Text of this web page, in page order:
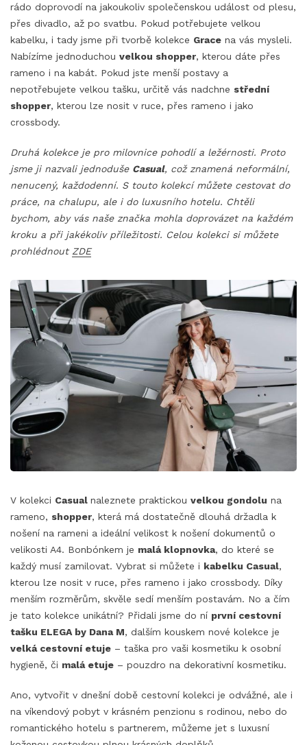
rádo doprovodí na jakoukoliv společenskou událost od plesu,
přes divadlo, až po svatbu. Pokud potřebujete velkou
kabelku, i tady jsme při tvorbě kolekce Grace na vás mysleli.
Nabízíme jednoduchou velkou shopper, kterou dáte přes
rameno i na kabát. Pokud jste menší postavy a
nepotřebujete velkou tašku, určitě vás nadchne střední
shopper, kterou lze nosit v ruce, přes rameno i jako
crossbody.
Druhá kolekce je pro milovnice pohodlí a ležérnosti. Proto
jsme ji nazvali jednoduše Casual, což znamená neformální,
nenucený, každodenní. S touto kolekcí můžete cestovat do
práce, na chalupu, ale i do luxusního hotelu. Chtěli
bychom, aby vás naše značka mohla doprovázet na každém
kroku a při jakékoliv příležitosti. Celou kolekci si můžete
prohlédnout ZDE
V kolekci Casual naleznete praktickou velkou gondolu na
rameno, shopper, která má dostatečně dlouhá držadla k
nošení na rameni a ideální velikost k nošení dokumentů o
velikosti A4. Bonbónkem je malá klopnovka, do které se
každý musí zamilovat. Vybrat si můžete i kabelku Casual,
kterou lze nosit v ruce, přes rameno i jako crossbody. Díky
menším rozměrům, skvěle sedí menším postavám. No a čím
je tato kolekce unikátní? Přidali jsme do ní první cestovní
tašku ELEGA by Dana M, dalším kouskem nové kolekce je
velká cestovní etuje – taška pro vaši kosmetiku k osobní
hygieně, či malá etuje – pouzdro na dekorativní kosmetiku.
Ano, vytvořit v dnešní době cestovní kolekci je odvážné, ale i
na víkendový pobyt v krásném penzionu s rodinou, nebo do
romantického hotelu s partnerem, můžeme jet s luxusní